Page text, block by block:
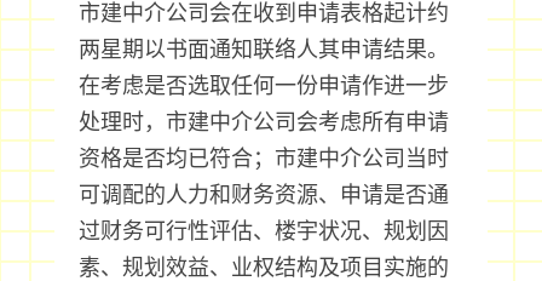
市建中介公司会在收到申请表格起计约
两星期以书面通知联络人其申请结果。
在考虑是否选取任何一份申请作进一步
处理时，市建中介公司会考虑所有申请
资格是否均已符合；市建中介公司当时
可调配的人力和财务资源、申请是否通
过财务可行性评估、楼宇状况、规划因
素、规划效益、业权结构及项目实施的